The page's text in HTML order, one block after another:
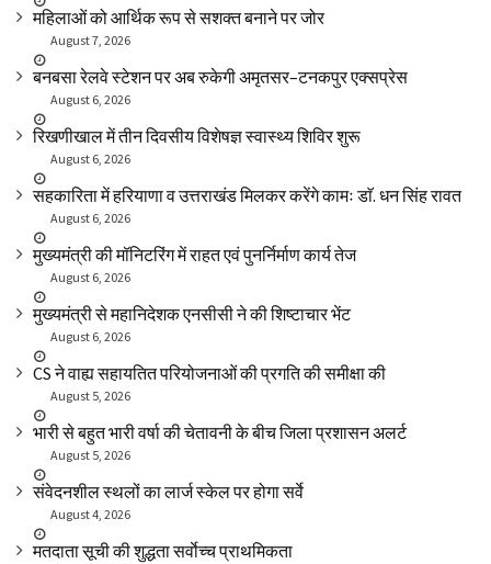
महिलाओं को आर्थिक रूप से सशक्त बनाने पर जोर
August 7, 2026
बनबसा रेलवे स्टेशन पर अब रुकेगी अमृतसर–टनकपुर एक्सप्रेस
August 6, 2026
रिखणीखाल में तीन दिवसीय विशेषज्ञ स्वास्थ्य शिविर शुरू
August 6, 2026
सहकारिता में हरियाणा व उत्तराखंड मिलकर करेंगे कामः डाॅ. धन सिंह रावत
August 6, 2026
मुख्यमंत्री की मॉनिटरिंग में राहत एवं पुनर्निर्माण कार्य तेज
August 6, 2026
मुख्यमंत्री से महानिदेशक एनसीसी ने की शिष्टाचार भेंट
August 6, 2026
CS ने वाह्य सहायतित परियोजनाओं की प्रगति की समीक्षा की
August 5, 2026
भारी से बहुत भारी वर्षा की चेतावनी के बीच जिला प्रशासन अलर्ट
August 5, 2026
संवेदनशील स्थलों का लार्ज स्केल पर होगा सर्वे
August 4, 2026
मतदाता सूची की शुद्धता सर्वाेच्च प्राथमिकता